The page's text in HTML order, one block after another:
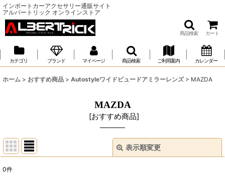
インポートカーアクセサリー通販サイト
アルバートリック オンラインストア
商品検索 カート
カテゴリ ブランド マイページ 商品検索 ご利用案内 カレンダー
ホーム > おすすめ商品 > Autostyleワイドビュードアミラーレンズ > MAZDA
MAZDA
[おすすめ商品]
表示順変更
0件